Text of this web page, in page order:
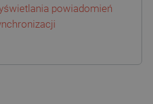
powiadomień